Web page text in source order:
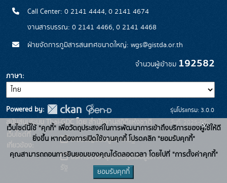
Call Center: 0 2141 4444, 0 2141 4674
งานสารบรรณ: 0 2141 4466, 0 2141 4468
ฝ่ายจัดการภูมิสารสนเทศขนาดใหญ่: wgs@gistda.or.th
จำนวนผู้เข้าชม 192582
ภาษา
Powered by:
สนับสนุนระบบ Thai-GDC โดย สำนักงานสถิติแห่งชาติ
เว็บไซต์ที่
เกี่ยวข้อง:
ระบบบัญชีข้อมูลภาครัฐ
บริการนามานุกรมบัญชีข้อมูลภาค
รุ่นโปรแกรม: 3.0.0
วันที่: 2025-06-
26
เว็บไซต์นี้ใช้ "คุกกี้" เพื่อวัตถุประสงค์ในการพัฒนาการเข้าถึงบริการของผู้ใช้ให้ดี
ยิ่งขึ้น หากต้องการเปิดใช้งานคุกกี้ โปรดคลิก "ยอมรับคุกกี้"
คุณสามารถถอนการยินยอมของคุณได้ตลอดเวลา โดยไปที่ "การตั้งค่าคุกกี้"
ยอมรับคุกกี้
x